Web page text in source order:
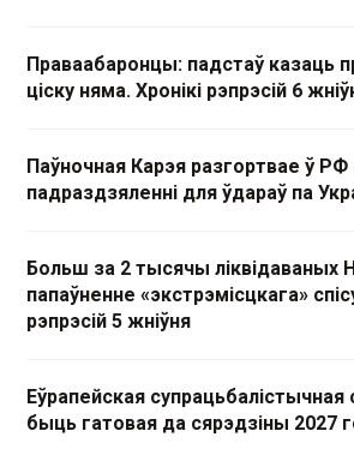
Праваабаронцы: падстаў казаць
ціску няма. Хронікі рэпрэсій 6
Паўночная Карэя разгортвае ў
падраздзяленні для ўдараў па
Больш за 2 тысячы ліквідаваных
папаўненне «экстрэмісцкага»
рэпрэсій 5 жніўня
Еўрапейская
быць гатовая да сярэдзіны 2027